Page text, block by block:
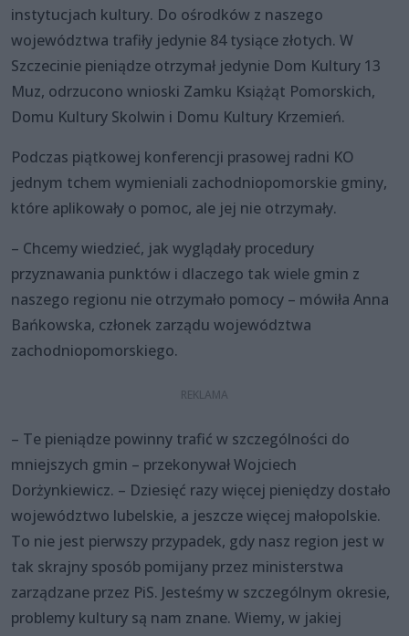
instytucjach kultury. Do ośrodków z naszego
województwa trafiły jedynie 84 tysiące złotych. W
Szczecinie pieniądze otrzymał jedynie Dom Kultury 13
Muz, odrzucono wnioski Zamku Książąt Pomorskich,
Domu Kultury Skolwin i Domu Kultury Krzemień.
Podczas piątkowej konferencji prasowej radni KO
jednym tchem wymieniali zachodniopomorskie gminy,
które aplikowały o pomoc, ale jej nie otrzymały.
– Chcemy wiedzieć, jak wyglądały procedury
przyznawania punktów i dlaczego tak wiele gmin z
naszego regionu nie otrzymało pomocy – mówiła Anna
Bańkowska, członek zarządu województwa
zachodniopomorskiego.
– Te pieniądze powinny trafić w szczególności do
mniejszych gmin – przekonywał Wojciech
Dorżynkiewicz. – Dziesięć razy więcej pieniędzy dostało
województwo lubelskie, a jeszcze więcej małopolskie.
To nie jest pierwszy przypadek, gdy nasz region jest w
tak skrajny sposób pomijany przez ministerstwa
zarządzane przez PiS. Jesteśmy w szczególnym okresie,
problemy kultury są nam znane. Wiemy, w jakiej